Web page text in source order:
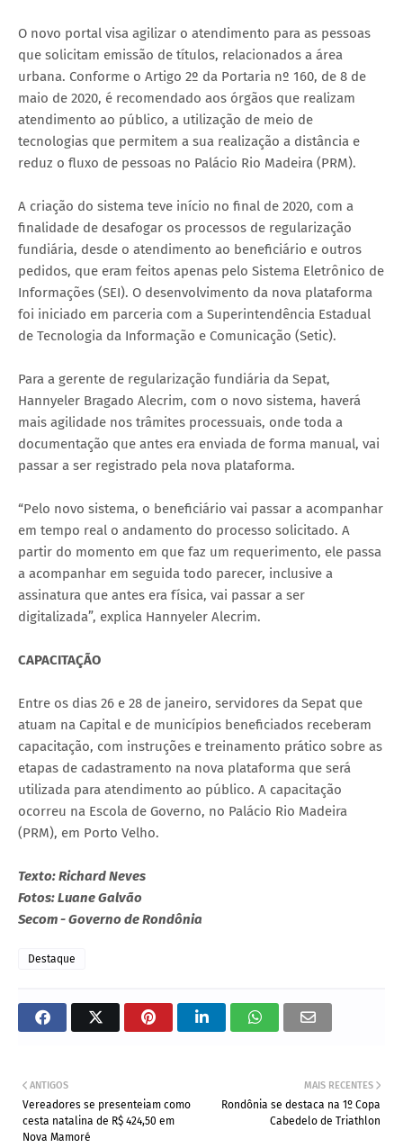
O novo portal visa agilizar o atendimento para as pessoas
que solicitam emissão de títulos, relacionados a área
urbana. Conforme o Artigo 2º da Portaria nº 160, de 8 de
maio de 2020, é recomendado aos órgãos que realizam
atendimento ao público, a utilização de meio de
tecnologias que permitem a sua realização a distância e
reduz o fluxo de pessoas no Palácio Rio Madeira (PRM).
A criação do sistema teve início no final de 2020, com a
finalidade de desafogar os processos de regularização
fundiária, desde o atendimento ao beneficiário e outros
pedidos, que eram feitos apenas pelo Sistema Eletrônico de
Informações (SEI). O desenvolvimento da nova plataforma
foi iniciado em parceria com a Superintendência Estadual
de Tecnologia da Informação e Comunicação (Setic).
Para a gerente de regularização fundiária da Sepat,
Hannyeler Bragado Alecrim, com o novo sistema, haverá
mais agilidade nos trâmites processuais, onde toda a
documentação que antes era enviada de forma manual, vai
passar a ser registrado pela nova plataforma.
“Pelo novo sistema, o beneficiário vai passar a acompanhar
em tempo real o andamento do processo solicitado. A
partir do momento em que faz um requerimento, ele passa
a acompanhar em seguida todo parecer, inclusive a
assinatura que antes era física, vai passar a ser
digitalizada”, explica Hannyeler Alecrim.
CAPACITAÇÃO
Entre os dias 26 e 28 de janeiro, servidores da Sepat que
atuam na Capital e de municípios beneficiados receberam
capacitação, com instruções e treinamento prático sobre as
etapas de cadastramento na nova plataforma que será
utilizada para atendimento ao público. A capacitação
ocorreu na Escola de Governo, no Palácio Rio Madeira
(PRM), em Porto Velho.
Texto: Richard Neves
Fotos: Luane Galvão
Secom - Governo de Rondônia
Destaque
MAIS RECENTES
Rondônia se destaca na 1º Copa
Cabedelo de Triathlon
ANTIGOS
Vereadores se presenteiam como
cesta natalina de R$ 424,50 em
Nova Mamoré